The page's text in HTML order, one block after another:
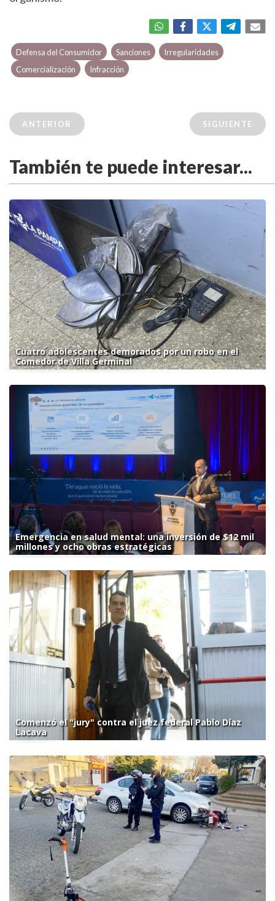
Defensa del Consumidor Sanciones
Irregularidades
Comercialización
Infracción
ANTERIOR SIGUIENTE
También te puede interesar...
Cuatro adolescentes demorados por un robo en el
Comedor de Villa Germinal
Emergencia en salud mental: una inversión de $12 mil
millones y ocho obras estratégicas
Comenzó el "jury" contra el juez federal Pablo Díaz
Lacava